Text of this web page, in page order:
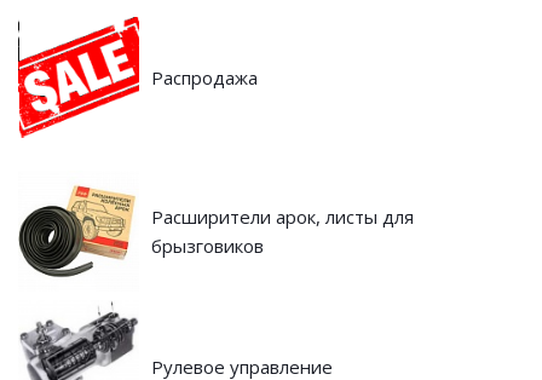
Распродажа
Расширители арок, листы для
брызговиков
Рулевое управление